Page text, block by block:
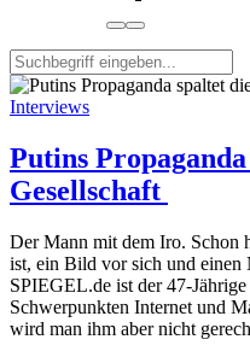
Interviews
Putins
Gesellschaft
Der Mann mit dem Iro. Schon
ist, ein Bild vor sich und einen
SPIEGEL.de ist der 47-
Schwerpunkten Internet und
wird man ihm aber nicht